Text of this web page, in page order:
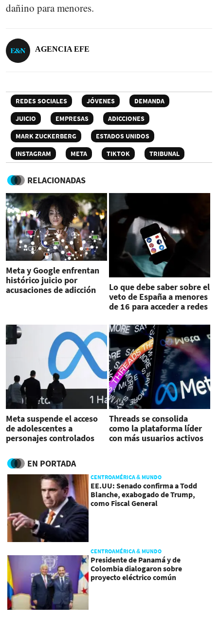
dañino para menores.
AGENCIA EFE
REDES SOCIALES JÓVENES
DEMANDA
JUICIO
EMPRESAS
ADICCIONES
MARK ZUCKERBERG
ESTADOS UNIDOS
INSTAGRAM
META TIKTOK TRIBUNAL
RELACIONADAS
Meta y Google enfrentan
histórico juicio por
acusaciones de adicción
Lo que debe saber sobre el
veto de España a menores
de 16 para acceder a redes
Meta suspende el acceso
de adolescentes a
personajes controlados
Threads se consolida
como la plataforma líder
con más usuarios activos
EN PORTADA
CENTROAMÉRICA & MUNDO
EE.UU: Senado confirma a Todd
Blanche, exabogado de Trump,
como Fiscal General
CENTROAMÉRICA & MUNDO
Presidente de Panamá y de
Colombia dialogaron sobre
proyecto eléctrico común